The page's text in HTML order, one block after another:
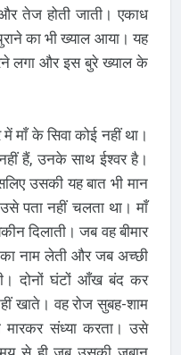
तेज होती जाती। एकाध
का भी ख्याल आया। यह
लगा और इस बुरे ख्याल के
माँ के सिवा कोई नहीं था।
हैं, उनके साथ ईश्वर है।
उसकी यह बात भी मान
पता नहीं चलता था। माँ
दिलाती। जब वह बीमार
का नाम लेती और जब अच्छी
दोनों घंटों आँख बंद कर
खाते। वह रोज सुबह-शाम
मारकर संध्या करता। उसे